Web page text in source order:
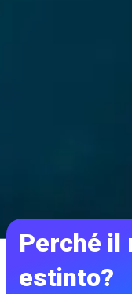
Perché il
estinto?